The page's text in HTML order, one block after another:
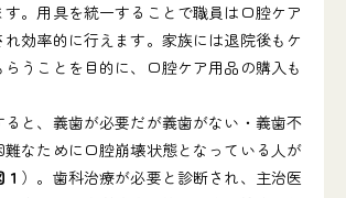
す。用具を統一することで職員は口腔ケア
れ効率的に行えます。家族には退院後もケ
うことを目的に、口腔ケア用品の購入も
と、義歯が必要だが義歯がない・義歯不
難なために口腔崩壊状態となっている人が
）。歯科治療が必要と診断され、主治医